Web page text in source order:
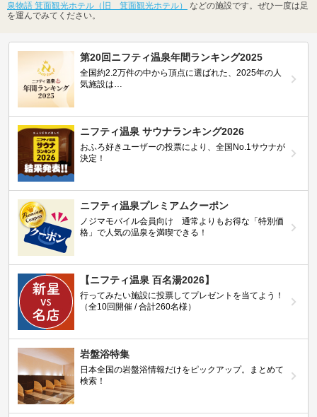
泉物語 箕面観光ホテル（旧 箕面観光ホテル）
などの施設です。ぜひ一度は足
を運んでみてください。
第20回ニフティ温泉年間ランキング2025
全国約2.2万件の中から頂点に選ばれた、2025年の人
気施設は…
ニフティ温泉 サウナランキング2026
おふろ好きユーザーの投票により、全国No.1サウナが
決定！
ニフティ温泉プレミアムクーポン
ノジマモバイル会員向け 通常よりもお得な「特別価
格」で人気の温泉を満喫できる！
【ニフティ温泉 百名湯2026】
行ってみたい施設に投票してプレゼントを当てよう！
（全10回開催 / 合計260名様）
岩盤浴特集
日本全国の岩盤浴情報だけをピックアップ。まとめて
検索！